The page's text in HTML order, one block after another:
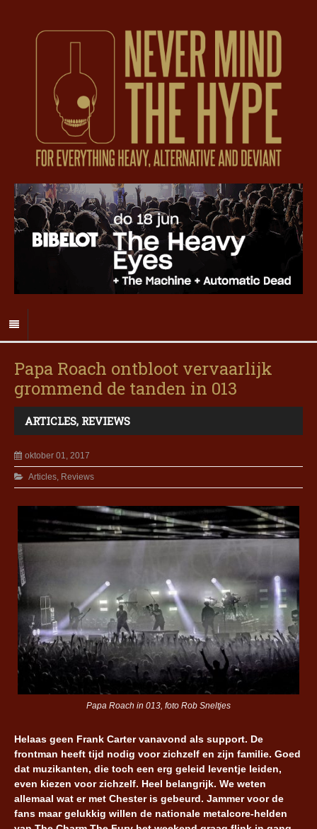
Papa Roach ontbloot vervaarlijk
grommend de tanden in 013
ARTICLES, REVIEWS
oktober 01, 2017
Articles, Reviews
Papa Roach in 013, foto Rob Sneltjes
Helaas geen Frank Carter vanavond als support. De
frontman heeft tijd nodig voor zichzelf en zijn familie. Goed
dat muzikanten, die toch een erg geleid leventje leiden,
even kiezen voor zichzelf. Heel belangrijk. We weten
allemaal wat er met Chester is gebeurd. Jammer voor de
fans maar gelukkig willen de nationale metalcore-helden